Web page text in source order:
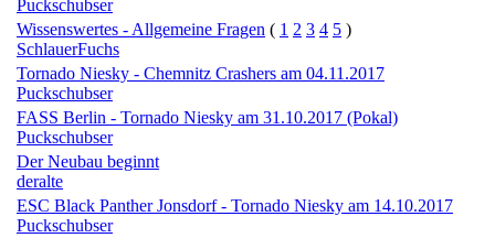
Puckschubser
Wissenswertes - Allgemeine Fragen ( 1 2 3 4 5 )
SchlauerFuchs
Tornado Niesky - Chemnitz Crashers am 04.11.2017
Puckschubser
FASS Berlin - Tornado Niesky am 31.10.2017 (Pokal)
Puckschubser
Der Neubau beginnt
deralte
ESC Black Panther Jonsdorf - Tornado Niesky am 14.10.2017
Puckschubser